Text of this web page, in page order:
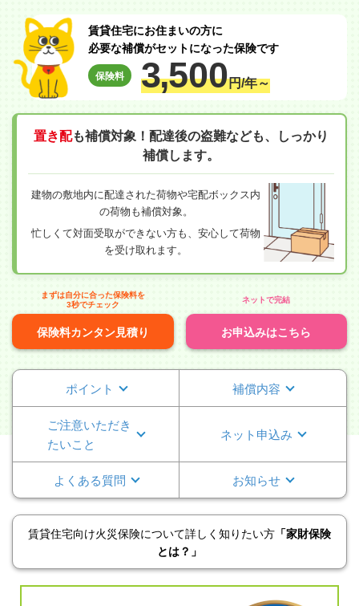
賃貸住宅にお住まいの方に
必要な補償がセットになった保険です
保険料 3,500円/年～
置き配も補償対象！配達後の盗難なども、しっかり
補償します。
建物の敷地内に配達された荷物や宅配ボックス内
の荷物も補償対象。
忙しくて対面受取ができない方も、安心して荷物
を受け取れます。
まずは自分に合った保険料を
3秒でチェック
保険料カンタン見積り
ネットで完結
お申込みはこちら
ポイント 補償内容
ご注意いただき
たいこと
ネット申込み
よくある質問 お知らせ
賃貸住宅向け火災保険について詳しく知りたい方 「家財保険
とは？」